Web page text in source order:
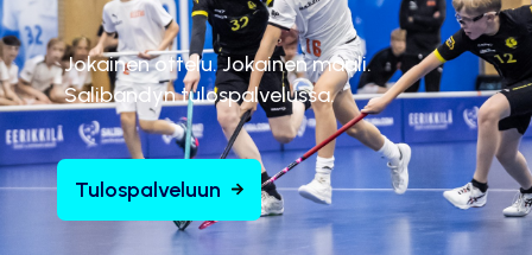
Jokainen ottelu. Jokainen maali.
Salibandyn tulospalvelussa.
Tulospalveluun